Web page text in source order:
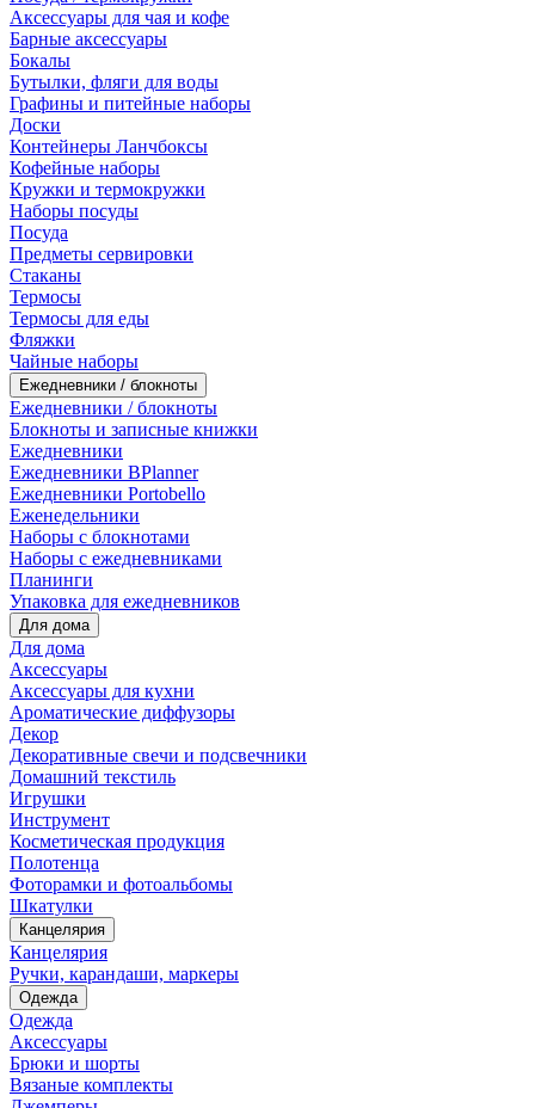
Аксессуары для чая и кофе
Барные аксессуары
Бокалы
Бутылки, фляги для воды
Графины и питейные наборы
Доски
Контейнеры Ланчбоксы
Кофейные наборы
Кружки и термокружки
Наборы посуды
Посуда
Предметы сервировки
Стаканы
Термосы
Термосы для еды
Фляжки
Чайные наборы
Ежедневники / блокноты
Ежедневники / блокноты
Блокноты и записные книжки
Ежедневники
Ежедневники BPlanner
Ежедневники Portobello
Еженедельники
Наборы с блокнотами
Наборы с ежедневниками
Планинги
Упаковка для ежедневников
Для дома
Для дома
Аксессуары
Аксессуары для кухни
Ароматические диффузоры
Декор
Декоративные свечи и подсвечники
Домашний текстиль
Игрушки
Инструмент
Косметическая продукция
Полотенца
Фоторамки и фотоальбомы
Шкатулки
Канцелярия
Канцелярия
Ручки, карандаши, маркеры
Одежда
Одежда
Аксессуары
Брюки и шорты
Вязаные комплекты